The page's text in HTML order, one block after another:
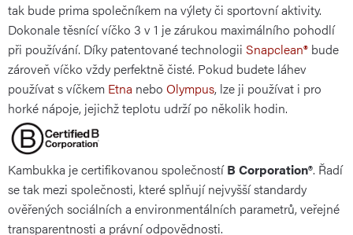
tak bude prima společníkem na výlety či sportovní aktivity.
Dokonale těsnící víčko 3 v 1 je zárukou maximálního pohodlí
při používání. Díky patentované technologii Snapclean® bude
zároveň víčko vždy perfektně čisté. Pokud budete láhev
používat s víčkem Etna nebo Olympus, lze ji používat i pro
horké nápoje, jejichž teplotu udrží po několik hodin.
Kambukka je certifikovanou společnostíB Corporation®. Řadí
se tak mezi společnosti, které splňují nejvyšší standardy
ověřených sociálních a environmentálních parametrů, veřejné
transparentnosti a právní odpovědnosti.